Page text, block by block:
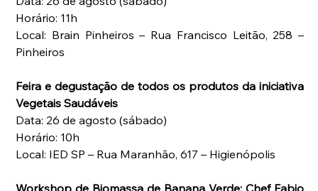
Horário: 11h
Local: Brain Pinheiros – Rua Francisco Leitão, 258 –
Pinheiros
Feira e degustação de todos os produtos da iniciativa
Vegetais Saudáveis
Data: 26 de agosto (sábado)
Horário: 10h
Local: IED SP – Rua Maranhão, 617 – Higienópolis